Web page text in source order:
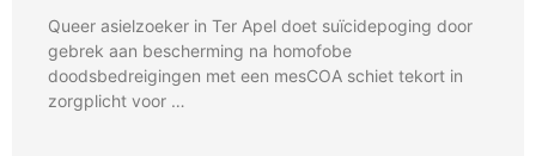
Queer asielzoeker in Ter Apel doet suïcidepoging door
gebrek aan bescherming na homofobe
doodsbedreigingen met een mesCOA schiet tekort in
zorgplicht voor …